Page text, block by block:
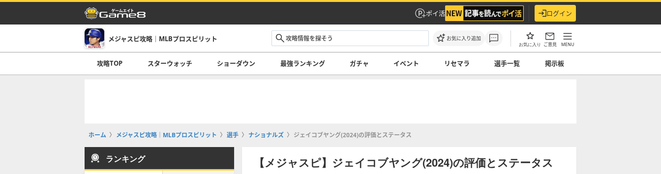
ポイ活 ログイン
メジャスピ攻略｜MLBプロスピリット お気に入り追加
お気に入り ご意見 MENU
攻略TOP スターウォッチ ショーダウン 最強ランキング ガチャ イベント リセマラ 選手一覧 掲示板
ホーム メジャスピ攻略｜MLBプロスピリット 選手 ナショナルズ ジェイコブヤング(2024)の評価とステータス
【メジャスピ】ジェイコブヤング(2024)の評価とステータス
ランキング